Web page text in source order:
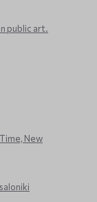
public art.
New